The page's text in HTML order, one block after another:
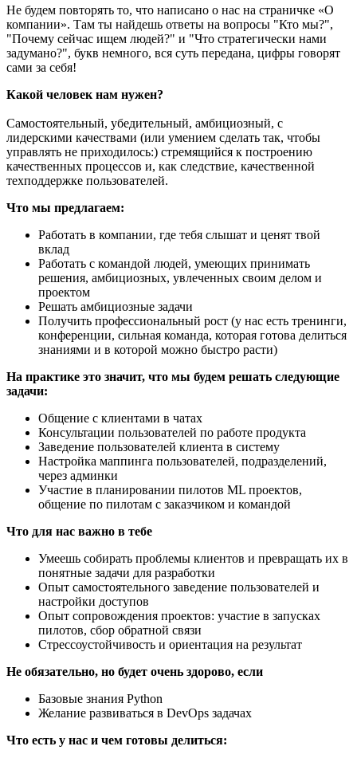
Не будем повторять то, что написано о нас на страничке «О
компании». Там ты найдешь ответы на вопросы "Кто мы?",
"Почему сейчас ищем людей?" и "Что стратегически нами
задумано?", букв немного, вся суть передана, цифры говорят
сами за себя!
Какой человек нам нужен?
Самостоятельный, убедительный, амбициозный, с
лидерскими качествами (или умением сделать так, чтобы
управлять не приходилось:) стремящийся к построению
качественных процессов и, как следствие, качественной
техподдержке пользователей.
Что мы предлагаем:
Работать в компании, где тебя слышат и ценят твой
вклад
Работать с командой людей, умеющих принимать
решения, амбициозных, увлеченных своим делом и
проектом
Решать амбициозные задачи
Получить профессиональный рост (у нас есть тренинги,
конференции, сильная команда, которая готова делиться
знаниями и в которой можно быстро расти)
На практике это значит, что мы будем решать следующие
задачи:
Общение с клиентами в чатах
Консультации пользователей по работе продукта
Заведение пользователей клиента в систему
Настройка маппинга пользователей, подразделений,
через админки
Участие в планировании пилотов ML проектов,
общение по пилотам с заказчиком и командой
Что для нас важно в тебе
Умеешь собирать проблемы клиентов и превращать их в
понятные задачи для разработки
Опыт самостоятельного заведение пользователей и
настройки доступов
Опыт сопровождения проектов: участие в запусках
пилотов, сбор обратной связи
Стрессоустойчивость и ориентация на результат
Не обязательно, но будет очень здорово, если
Базовые знания Python
Желание развиваться в DevOps задачах
Что есть у нас и чем готовы делиться: